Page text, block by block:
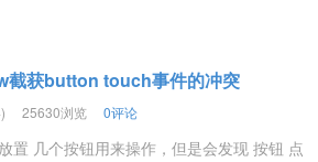
截获button touch事件的冲突
25630浏览 0评论
置 几个按钮用来操作，但是会发现 按钮 点